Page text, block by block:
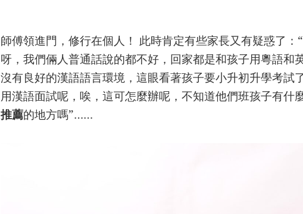
師傅領進門，修行在個人！ 此時肯定有些家長又有疑惑了：
呀，我們倆人普通話說的都不好，回家都是和孩子用粵語和
沒有良好的漢語語言環境，這眼看著孩子要小升初升學考試
用漢語面試呢，唉，這可怎麼辦呢，不知道他們班孩子有什
推薦的地方嗎”……